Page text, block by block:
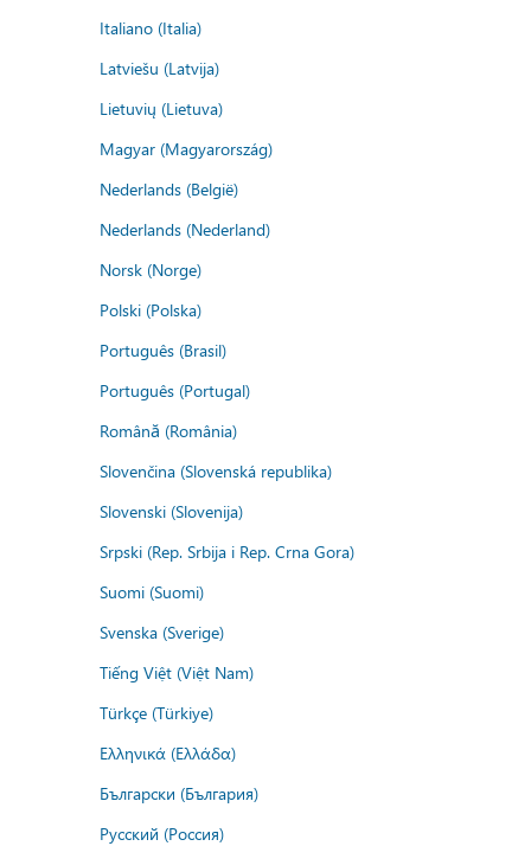
Italiano (Italia)
Latviešu (Latvija)
Lietuvių (Lietuva)
Magyar (Magyarország)
Nederlands (België)
Nederlands (Nederland)
Norsk (Norge)
Polski (Polska)
Português (Brasil)
Português (Portugal)
Română (România)
Slovenčina (Slovenská republika)
Slovenski (Slovenija)
Srpski (Rep. Srbija i Rep. Crna Gora)
Suomi (Suomi)
Svenska (Sverige)
Tiếng Việt (Việt Nam)
Türkçe (Türkiye)
Ελληνικά (Ελλάδα)
Български (България)
Русский (Россия)